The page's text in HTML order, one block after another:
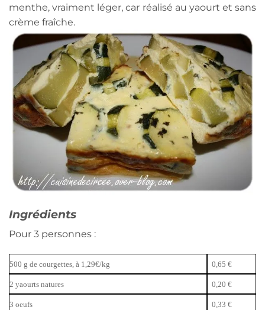
menthe, vraiment léger, car réalisé au yaourt et sans
crème fraîche.
Ingrédients
Pour 3 personnes :
500 g de courgettes, à 1,29€/kg 0,65 €
2 yaourts natures 0,20 €
3 oeufs 0,33 €